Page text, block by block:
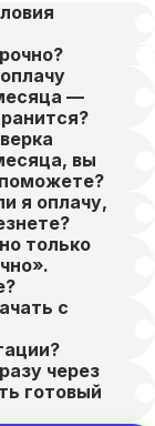
—
вы
я оплачу,
только
с
через
готовый